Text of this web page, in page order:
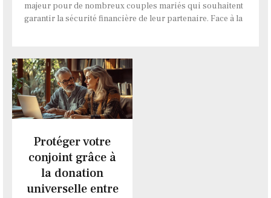
majeur pour de nombreux couples mariés qui souhaitent
garantir la sécurité financière de leur partenaire. Face à la
Protéger votre
conjoint grâce à
la donation
universelle entre